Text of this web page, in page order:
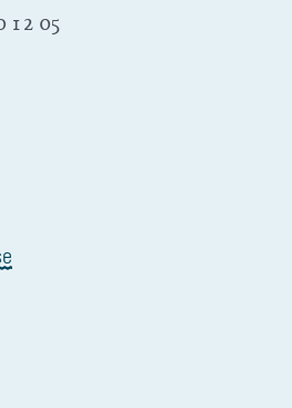
1 2 05